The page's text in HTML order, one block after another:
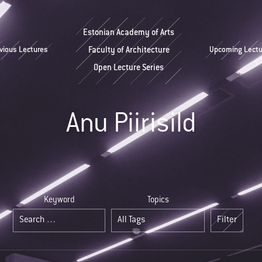
Lectures
Estonian Academy of Arts
Faculty of Architecture
Open Lecture Series
Upcoming
Anu Piirisild
Keyword Topics